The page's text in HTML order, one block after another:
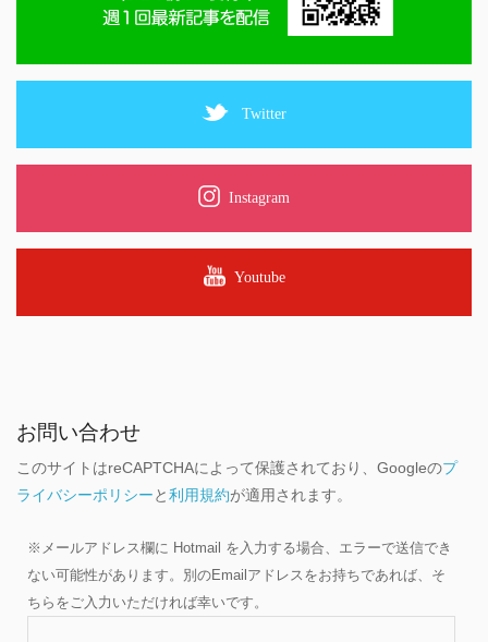
Twitter
Instagram
Youtube
お問い合わせ
このサイトはreCAPTCHAによって保護されており、Googleのプ
ライバシーポリシーと利用規約が適用されます。
※メールアドレス欄に Hotmail を入力する場合、エラーで送信でき
ない可能性があります。別のEmailアドレスをお持ちであれば、そ
ちらをご入力いただければ幸いです。